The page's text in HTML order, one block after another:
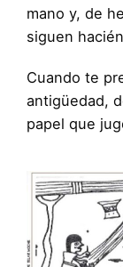
mano y, de
siguen
Cuando te
antigüedad,
papel que